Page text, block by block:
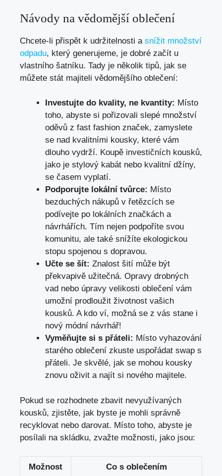
Návody na vědomější oblečení
Chcete-li přispět k udržitelnosti a snížit množství
odpadu, který generujeme, je dobré začít u
vlastního šatníku. Tady je několik tipů, jak se
můžete stát majiteli vědomějšího oblečení:
Investujte do kvality, ne kvantity: Místo
toho, abyste si pořizovali slepé množství
oděvů z fast fashion značek, zamyslete
se nad kvalitními kousky, které vám
dlouho vydrží. Koupě investičních kousků,
jako je stylový kabát nebo kvalitní džíny,
se časem vyplatí.
Podporujte lokální tvůrce: Místo
bezduchých nákupů v řetězcích se
podívejte po lokálních značkách a
návrhářích. Tím nejen podpoříte svou
komunitu, ale také snížíte ekologickou
stopu spojenou s dopravou.
Učte se šít: Znalost šití může být
překvapivě užitečná. Opravy drobných
vad nebo úpravy velikosti oblečení vám
umožní prodloužit životnost vašich
kousků. A kdo ví, možná se z vás stane i
nový módní návrhář!
Vyměňujte si s přáteli: Místo vyhazování
starého oblečení zkuste uspořádat swap s
přáteli. Je skvělé, jak se mohou kousky
znovu oživit a najít si nového majitele.
Pokud se rozhodnete zbavit nevyužívaných
kousků, zjistěte, jak byste je mohli správně
recyklovat nebo darovat. Místo toho, abyste je
posílali na skládku, zvažte možnosti, jako jsou:
Možnost Co s oblečením